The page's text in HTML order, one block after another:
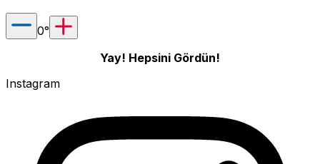
0°
Yay! Hepsini Gördün!
Instagram